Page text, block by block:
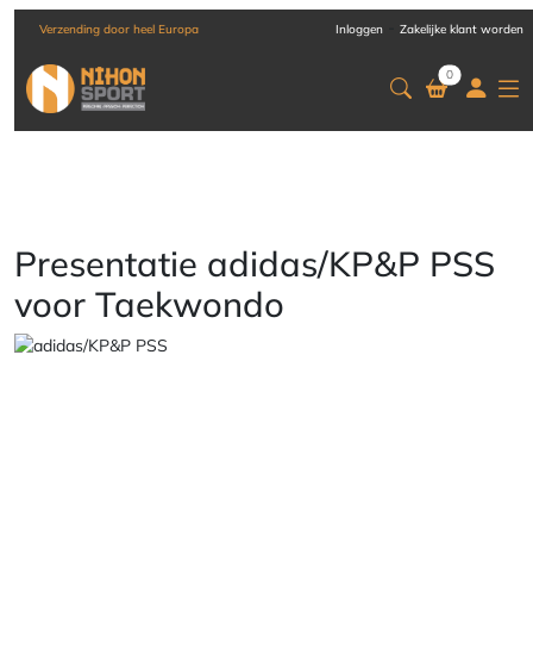
Verzending door heel Europa Inloggen Zakelijke klant worden
0
Presentatie adidas/KP&P PSS
voor Taekwondo